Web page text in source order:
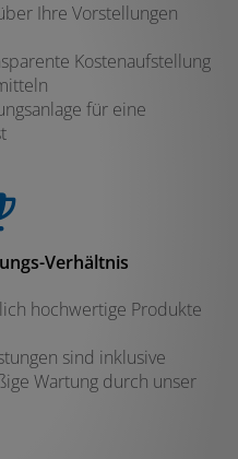
Ihre Vorstellungen
Kostenaufstellung
für eine
Verhältnis
hochwertige Produkte
sind inklusive
Wartung durch unser